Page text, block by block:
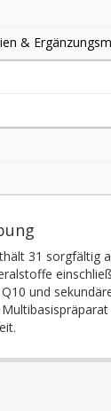
&
31 sorgfältig
und